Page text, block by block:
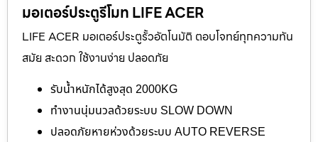
มอเตอร์ประตูรีโมท LIFE ACER
LIFE ACER มอเตอร์ประตูรั้วอัตโนมัติ ตอบโจทย์ทุกความทัน
สมัย สะดวก ใช้งานง่าย ปลอดภัย
รับน้ำหนักได้สูงสุด 2000KG
ทำงานนุ่มนวลด้วยระบบ SLOW DOWN
ปลอดภัยหายห่วงด้วยระบบ AUTO REVERSE